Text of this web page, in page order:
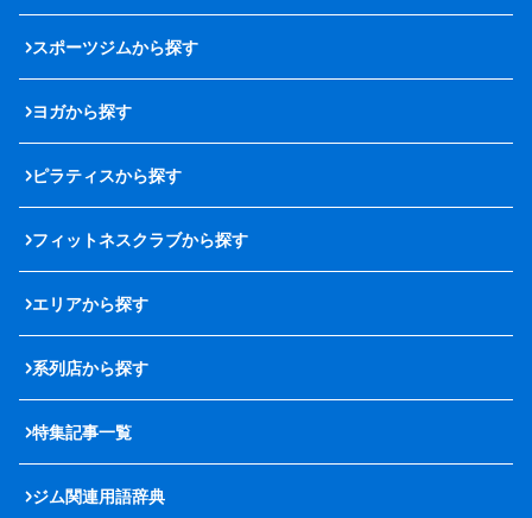
スポーツジムから探す
ヨガから探す
ピラティスから探す
フィットネスクラブから探す
エリアから探す
系列店から探す
特集記事一覧
ジム関連用語辞典